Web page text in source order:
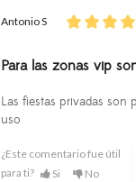
Antonio S
Para las zonas vip
Las fiestas privadas son
uso
¿Este comentario fue útil
para ti?
Si No